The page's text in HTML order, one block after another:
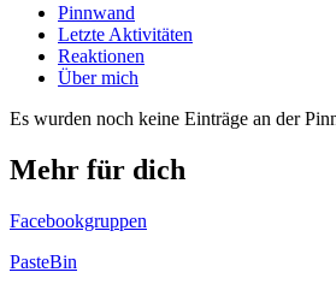
Pinnwand
Letzte Aktivitäten
Reaktionen
Über mich
Es wurden noch keine Einträge an der
Mehr für dich
Facebookgruppen
PasteBin